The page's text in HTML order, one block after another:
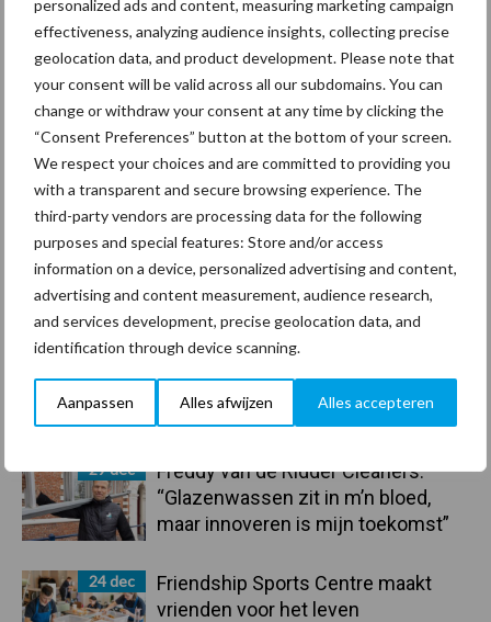
personalized ads and content, measuring marketing campaign
effectiveness, analyzing audience insights, collecting precise
geolocation data, and product development. Please note that
your consent will be valid across all our subdomains. You can
change or withdraw your consent at any time by clicking the
“Consent Preferences” button at the bottom of your screen.
We respect your choices and are committed to providing you
with a transparent and secure browsing experience. The
third-party vendors are processing data for the following
purposes and special features: Store and/or access
information on a device, personalized advertising and content,
advertising and content measurement, audience research,
and services development, precise geolocation data, and
identification through device scanning.
Aanpassen Alles afwijzen Alles accepteren
Primaire
Sidebar
Recent nieuws Partner nieuws
30 dec
Hervorming flexibele
arbeidscontracten kent mitsen en
maren
29 dec
Freddy van de Ridder Cleaners:
“Glazenwassen zit in m’n bloed,
maar innoveren is mijn toekomst”
24 dec
Friendship Sports Centre maakt
vrienden voor het leven
Coronavirus UVC
Toon meer